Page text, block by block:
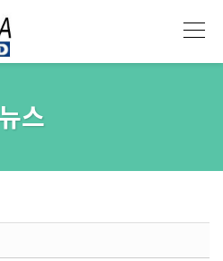
뉴스